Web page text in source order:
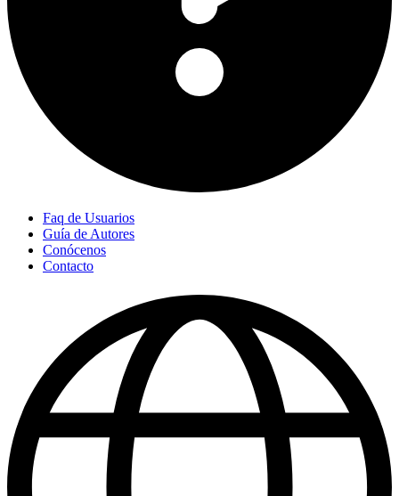
Faq de Usuarios
Guía de Autores
Conócenos
Contacto